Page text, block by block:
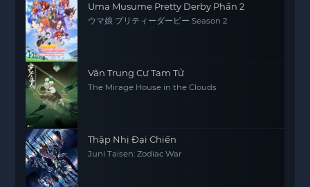
Uma Musume Pretty Derby Phần 2
ウマ娘 プリティーダービー Season 2
Vân Trung Cư Tam Tử
The Mirage House in the Clouds
Thập Nhị Đại Chiến
Juni Taisen: Zodiac War